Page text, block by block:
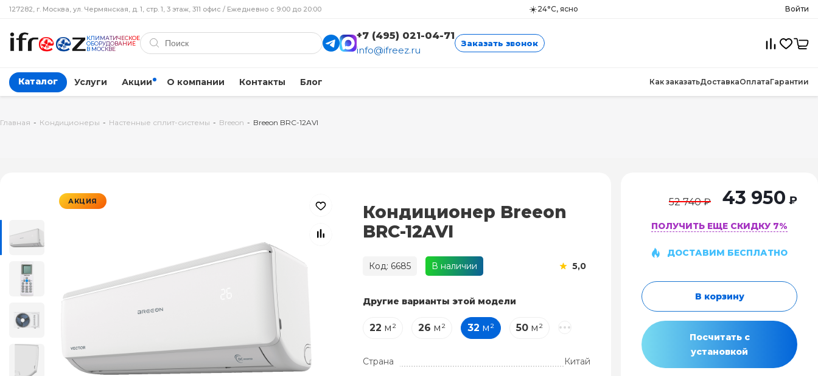
127282, г. Москва, ул. Чермянская, д. 1, стр. 1, 3 этаж, 311 офис / Ежедневно с 9:00 до 20:00 ☀️24°C, ясно Войти
КЛИМАТИЧЕСКОЕ
ОБОРУДОВАНИЕ
В МОСКВЕ
+7 (495) 021-04-71
info@ifreez.ru
Заказать звонок
Каталог Услуги Акции О компании Контакты Блог Как заказатьДоставкаОплатаГарантии
Главная - Кондиционеры - Настенные сплит-системы - Breeon - Breeon BRC-12AVI
АКЦИЯ
Кондиционер Breeon
BRC-12AVI
Код: 6685 В наличии 5,0
Другие варианты этой модели
22 м² 26 м² 32 м² 50м²
Страна
Китай
52 740 ₽ 43 950 ₽
ПОЛУЧИТЬ ЕЩЕ СКИДКУ 7%
ДОСТАВИМ БЕСПЛАТНО
В корзину
Посчитать с
установкой